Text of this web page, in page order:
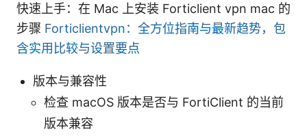
快速上手：在 Mac 上安装 Forticlient vpn mac 的
步骤 Forticlientvpn：全方位指南与最新趋势，包
含实用比较与设置要点
版本与兼容性
检查 macOS 版本是否与 FortiClient 的当前
版本兼容